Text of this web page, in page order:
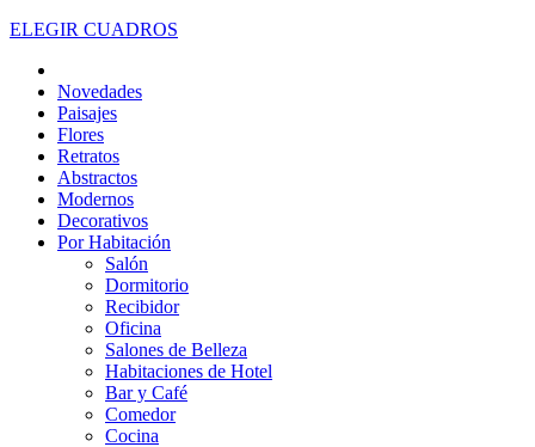
ELEGIR CUADROS
Novedades
Paisajes
Flores
Retratos
Abstractos
Modernos
Decorativos
Por Habitación
Salón
Dormitorio
Recibidor
Oficina
Salones de Belleza
Habitaciones de Hotel
Bar y Café
Comedor
Cocina